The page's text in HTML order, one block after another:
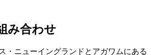
み合わせ
・ニューイングランドとアガワムにある